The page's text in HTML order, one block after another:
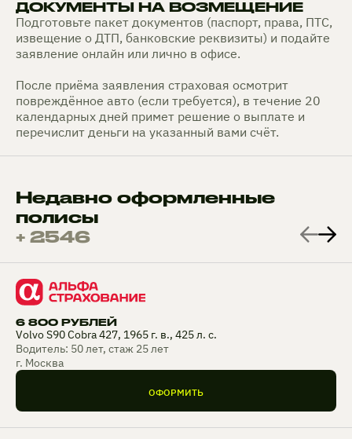
ДОКУМЕНТЫ НА ВОЗМЕЩЕНИЕ
Подготовьте пакет документов (паспорт, права, ПТС,
извещение о ДТП, банковские реквизиты) и подайте
заявление онлайн или лично в офисе.
После приёма заявления страховая осмотрит
повреждённое авто (если требуется), в течение 20
календарных дней примет решение о выплате и
перечислит деньги на указанный вами счёт.
Недавно оформленные
полисы
+ 2546
6 800 РУБЛЕЙ
Volvo S90 Cobra 427, 1965 г. в., 425 л. с.
Водитель: 50 лет, стаж 25 лет
г. Москва
ОФОРМИТЬ